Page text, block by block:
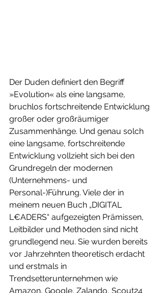
Der Duden definiert den Begriff
»Evolution« als eine langsame,
bruchlos fortschreitende Entwicklung
großer oder großräumiger
Zusammenhänge. Und genau solch
eine langsame, fortschreitende
Entwicklung vollzieht sich bei den
Grundregeln der modernen
(Unternehmens- und
Personal-)Führung. Viele der in
meinem neuen Buch „DIGITAL
L€ADERS“ aufgezeigten Prämissen,
Leitbilder und Methoden sind nicht
grundlegend neu. Sie wurden bereits
vor Jahrzehnten theoretisch erdacht
und erstmals in
Trendsetterunternehmen wie
Amazon, Google, Zalando, Scout24